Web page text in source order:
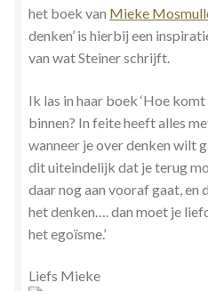
het boek van Mieke
denken’ is hierbij een
van wat Steiner schrijft.
Ik las in haar boek ‘Hoe
binnen? In feite heeft alles
wanneer je over denken wilt
dit uiteindelijk dat je terug
daar nog aan vooraf gaat,
het denken…. dan moet je
het egoïsme.’
Liefs Mieke